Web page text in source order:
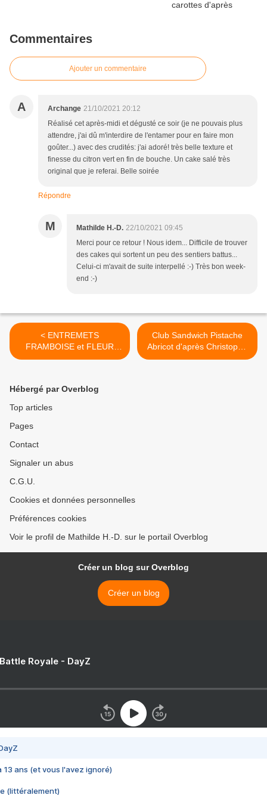
Commentaires
Ajouter un commentaire
A Archange 21/10/2021 20:12
Réalisé cet après-midi et dégusté ce soir (je ne pouvais plus
attendre, j'ai dû m'interdire de l'entamer pour en faire mon
goûter...) avec des crudités: j'ai adoré! très belle texture et
finesse du citron vert en fin de bouche. Un cake salé très
original que je referai. Belle soirée
Répondre
M Mathilde H.-D. 22/10/2021 09:45
Merci pour ce retour ! Nous idem... Difficile de trouver
des cakes qui sortent un peu des sentiers battus...
Celui-ci m'avait de suite interpellé :-) Très bon week-
end :-)
< ENTREMETS
FRAMBOISE et FLEUR
D'ORANGER d'après Claire
marmelade framboise et
framboises entières,
d'oranger, marmelade
Club Sandwich Pistache
Abricot d'après Christophe
Michalak : biscuit trocadéro
Hébergé par Overblog
Top articles
Pages
Contact
Signaler un abus
C.G.U.
Cookies et données personnelles
Préférences cookies
Voir le profil de Mathilde H.-D. sur le portail Overblog
Créer un blog sur Overblog
Créer un blog
Royale - DayZ
13 ans (et vous l'avez ignoré)
(littéralement)